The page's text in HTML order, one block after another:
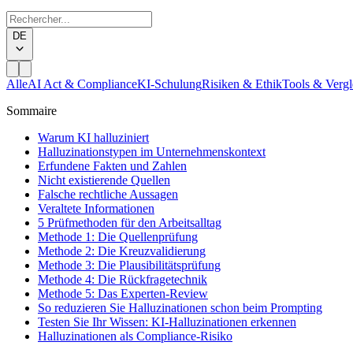
DE
AlleAI Act & ComplianceKI-SchulungRisiken & EthikTools &
Sommaire
Warum KI halluziniert
Halluzinationstypen im Unternehmenskontext
Erfundene Fakten und Zahlen
Nicht existierende Quellen
Falsche rechtliche Aussagen
Veraltete Informationen
5 Prüfmethoden für den Arbeitsalltag
Methode 1: Die Quellenprüfung
Methode 2: Die Kreuzvalidierung
Methode 3: Die Plausibilitätsprüfung
Methode 4: Die Rückfragetechnik
Methode 5: Das Experten-Review
So reduzieren Sie Halluzinationen schon beim Prompting
Testen Sie Ihr Wissen: KI-Halluzinationen erkennen
Halluzinationen als Compliance-Risiko